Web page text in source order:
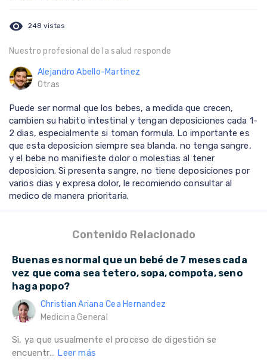
visibility 248 vistas
Nuestro profesional de la salud responde
Alejandro Abello-Martinez
Otras
Puede ser normal que los bebes, a medida que crecen,
cambien su habito intestinal y tengan deposiciones cada 1-
2 dias, especialmente si toman formula. Lo importante es
que esta deposicion siempre sea blanda, no tenga sangre,
y el bebe no manifieste dolor o molestias al tener
deposicion. Si presenta sangre, no tiene deposiciones por
varios dias y expresa dolor, le recomiendo consultar al
medico de manera prioritaria.
Contenido Relacionado
Buenas es normal que un bebé de 7 meses cada
vez que coma sea tetero, sopa, compota, seno
haga popo?
Christian Ariana Cea Hernandez
Medicina General
Si, ya que usualmente el proceso de digestión se
encuentr... Leer más